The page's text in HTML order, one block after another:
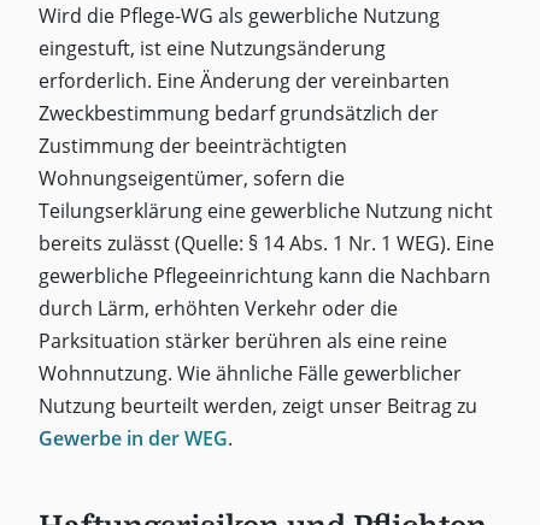
Wird die Pflege-WG als gewerbliche Nutzung
eingestuft, ist eine Nutzungsänderung
erforderlich. Eine Änderung der vereinbarten
Zweckbestimmung bedarf grundsätzlich der
Zustimmung der beeinträchtigten
Wohnungseigentümer, sofern die
Teilungserklärung eine gewerbliche Nutzung nicht
bereits zulässt (Quelle: § 14 Abs. 1 Nr. 1 WEG). Eine
gewerbliche Pflegeeinrichtung kann die Nachbarn
durch Lärm, erhöhten Verkehr oder die
Parksituation stärker berühren als eine reine
Wohnnutzung. Wie ähnliche Fälle gewerblicher
Nutzung beurteilt werden, zeigt unser Beitrag zu
Gewerbe in der WEG.